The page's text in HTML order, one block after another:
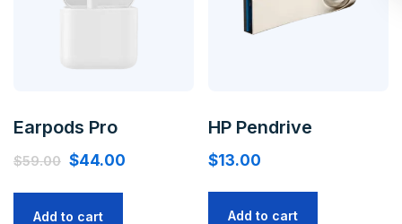
Earpods Pro
$59.00 $44.00
Add to cart
HP Pendrive
$13.00
Add to cart